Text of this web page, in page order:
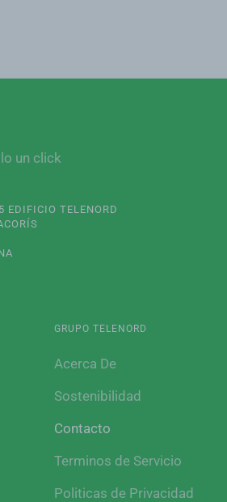
un click
EDIFICIO TELENORD
GRUPO TELENORD
Acerca De
Sostenibilidad
Contacto
Terminos de Servicio
Politicas de Privacidad